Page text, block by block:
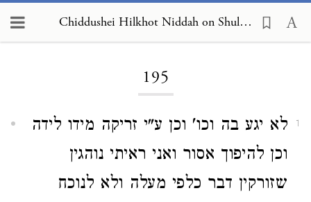
Chiddushei Hilkhot Niddah on Shulchan Arukh, Yoreh De'ah 195
195
1
לא יגע בה וכו' וכן ע"י זריקה מידו לידה
וכן להיפוך אסור ואני ראיתי נוהגין
שזורקין דבר כלפי מעלה ולא לנוכח